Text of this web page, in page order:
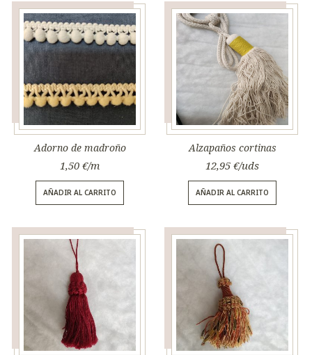
Adorno de madroño
1,50 €
AÑADIR AL CARRITO
Alzapaños cortinas
12,95 €
AÑADIR AL CARRITO